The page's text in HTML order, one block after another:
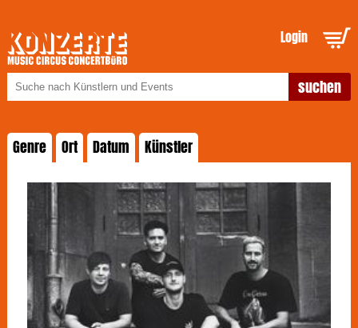
Login
Genre Ort Datum Künstler